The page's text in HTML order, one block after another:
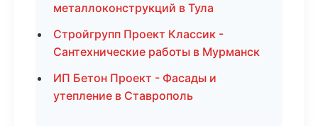
металлоконструкций в Тула
Стройгрупп Проект Классик -
Сантехнические работы в Мурманск
ИП Бетон Проект - Фасады и
утепление в Ставрополь